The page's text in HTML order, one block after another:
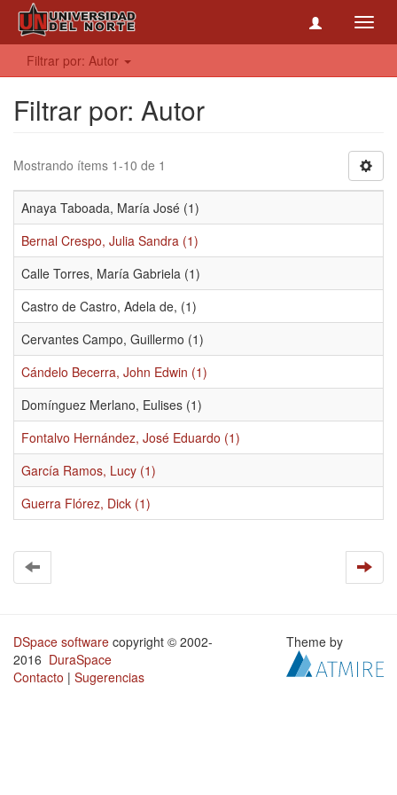
Filtrar por: Autor
Filtrar por: Autor
Mostrando ítems 1-10 de 1
Anaya Taboada, María José (1)
Bernal Crespo, Julia Sandra (1)
Calle Torres, María Gabriela (1)
Castro de Castro, Adela de, (1)
Cervantes Campo, Guillermo (1)
Cándelo Becerra, John Edwin (1)
Domínguez Merlano, Eulises (1)
Fontalvo Hernández, José Eduardo (1)
García Ramos, Lucy (1)
Guerra Flórez, Dick (1)
DSpace software copyright © 2002-
2016 DuraSpace
Contacto | Sugerencias
Theme by